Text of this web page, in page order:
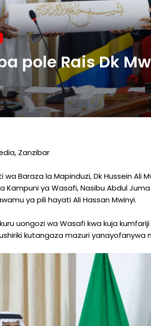
pole Rais Dk
On
Diamond
Ampa
Pole
Zanzibar
wa Baraza la Mapinduzi, Dk Hussein Ali
Kampuni ya Wasafi, Nasibu Abdul
ya pili hayati Ali Hassan Mwinyi.
uongozi wa Wasafi kwa kuja
kutangaza mazuri yanayofanywa